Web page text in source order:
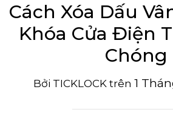
Cách Xóa Dấu
Khóa Cửa Điện
Chóng
Bởi TICKLOCKtrên 1